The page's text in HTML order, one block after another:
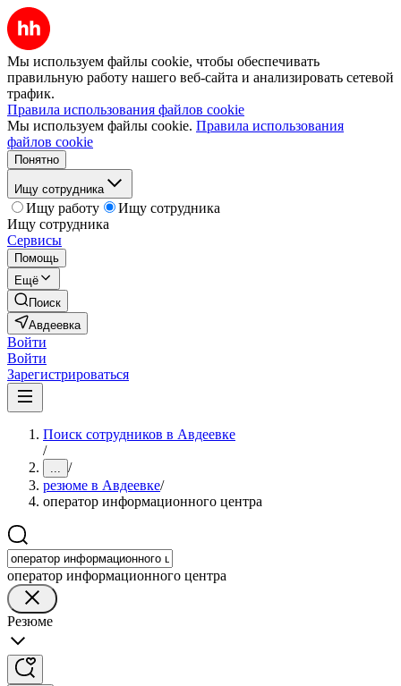
Мы используем файлы cookie, чтобы обеспечивать
правильную работу нашего веб-сайта и анализировать сетевой
трафик.
Правила использования файлов cookie
Мы используем файлы cookie. Правила использования
файлов cookie
Понятно
Ищу сотрудника
Ищу работу
Ищу сотрудника
Ищу сотрудника
Сервисы
Помощь
Ещё
Поиск
Авдеевка
Войти
Войти
Зарегистрироваться
Поиск сотрудников в Авдеевке
/
... /
резюме в Авдеевке/
оператор информационного центра
оператор информационного центра
Резюме